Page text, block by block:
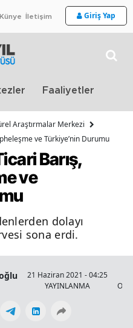
Künye İletişim Giriş Yap
Faaliyetler
Araştırmalar Merkezi
ve Türkiye’nin Durumu
Barış,
ve
dolayı
sona erdi.
21 Haziran 2021 - 04:25
YAYINLANMA